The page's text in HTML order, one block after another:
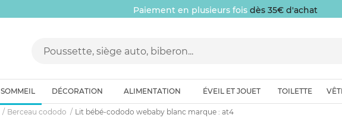
Paiement en plusieurs fois dès 35€ d'achat
SOMMEIL DÉCORATION ALIMENTATION ÉVEIL ET JOUET TOILETTE
Berceau cododo Lit bébé-cododo webaby blanc marque : at4